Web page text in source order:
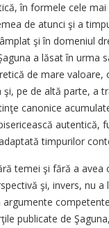
în formele cele mai
de atunci şi a
şi în domeniul
a lăsat în urma
de mare valoare,
pe de altă parte, a
canonice
autentică,
timpurilor
temei şi fără a avea
şi, invers, nu a
publicate de